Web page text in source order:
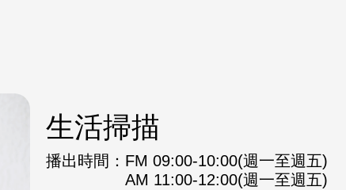
生活掃描
播出時間： FM 09:00-10:00(週一至週五)
AM 11:00-12:00(週一至週五)